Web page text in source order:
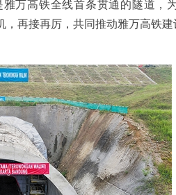
高铁全线首条贯通的隧道，
再接再厉，共同推动雅万高铁建